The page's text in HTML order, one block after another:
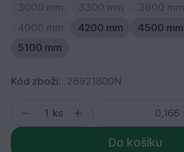
3000 mm
3300 mm 3600 mm
4000 mm
4200 mm 4500 mm
5100 mm
Kód zboží: 26921800N
ks
Do košíku